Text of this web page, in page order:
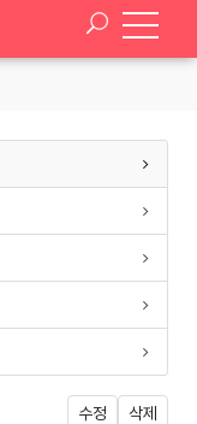
board_type
수정 삭제